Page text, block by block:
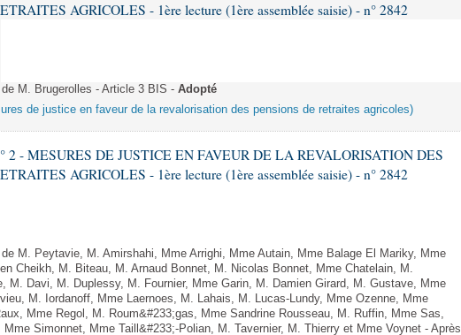
AGRICOLES - 1ère lecture (1ère assemblée saisie) - n° 2842
M. Brugerolles - Article 3 BIS - Adopté
de justice en faveur de la revalorisation des pensions de retraites agricoles)
2 - MESURES DE JUSTICE EN FAVEUR DE LA REVALORISATION DES
AGRICOLES - 1ère lecture (1ère assemblée saisie) - n° 2842
M. Peytavie, M. Amirshahi, Mme Arrighi, Mme Autain, Mme Balage El Mariky, Mme
Cheikh, M. Biteau, M. Arnaud Bonnet, M. Nicolas Bonnet, Mme Chatelain, M.
M. Davi, M. Duplessy, M. Fournier, Mme Garin, M. Damien Girard, M. Gustave, Mme
M. Iordanoff, Mme Laernoes, M. Lahais, M. Lucas-Lundy, Mme Ozenne, Mme
Mme Regol, M. Roum&#233;gas, Mme Sandrine Rousseau, M. Ruffin, Mme Sas,
Mme Simonnet, Mme Taill&#233;-Polian, M. Tavernier, M. Thierry et Mme Voynet - Après